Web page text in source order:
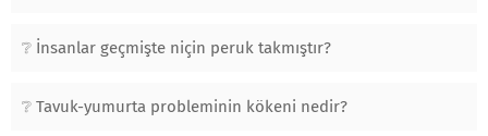
İnsanlar geçmişte niçin peruk takmıştır?
Tavuk-yumurta probleminin kökeni nedir?